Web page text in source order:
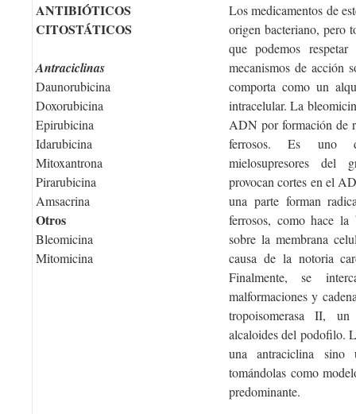
ANTIBIÓTICOS
CITOSTÁTICOS
Antraciclinas
Daunorubicina
Doxorubicina
Epirubicina
Idarubicina
Mitoxantrona
Pirarubicina
Amsacrina
Otros
Bleomicina
Mitomicina
Los medicamentos de
origen bacteriano, pero
que podemos
mecanismos de acción
comporta como un
intracelular. La
ADN por formación de
ferrosos. Es uno
mielosupresores del
provocan cortes en el
una parte forman
ferrosos, como hace
sobre la membrana
causa de la notoria
Finalmente, se
malformaciones y
tropoisomerasa II,
alcaloides del podofilo.
una antraciclina sino
tomándolas como
predominante.